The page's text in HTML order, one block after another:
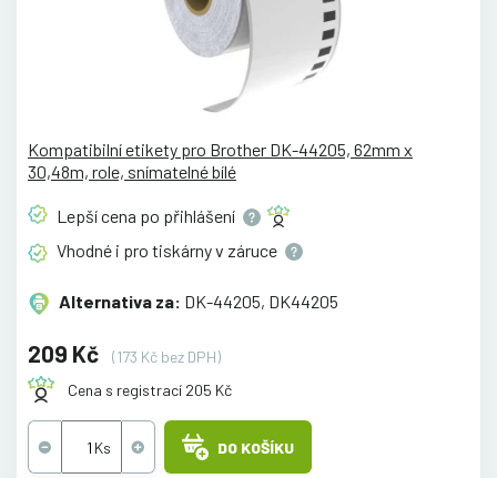
Kompatibilní etikety pro Brother DK-44205, 62mm x
30,48m, role, snímatelné bílé
Lepší cena po přihlášení
Vhodné i pro tiskárny v záruce
Alternativa za: DK-44205, DK44205
209 Kč
(173 Kč bez DPH)
Cena s registrací 205 Kč
DO KOŠÍKU